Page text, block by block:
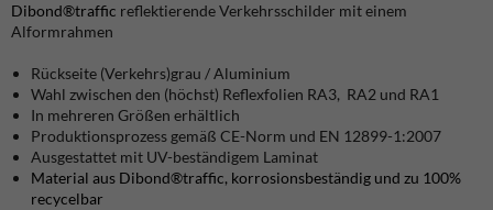
Dibond®traffic reflektierende Verkehrsschilder mit einem
Alformrahmen
Rückseite (Verkehrs)grau / Aluminium
Wahl zwischen den (höchst) Reflexfolien RA3, RA2 und RA1
In mehreren Größen erhältlich
Produktionsprozess gemäß CE-Norm und EN 12899-1:2007
Ausgestattet mit UV-beständigem Laminat
Material aus Dibond®traffic, korrosionsbeständig und zu 100%
recycelbar